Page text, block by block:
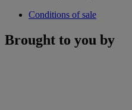
Conditions of sale
Brought to you by